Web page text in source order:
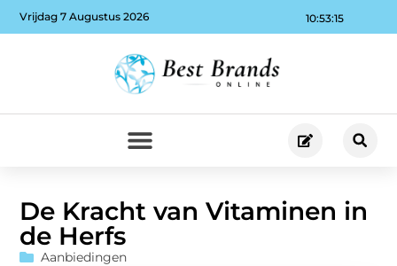
10:53:16
Vrijdag 7 Augustus 2026
De Kracht van Vitaminen in
de Herfs
Aanbiedingen